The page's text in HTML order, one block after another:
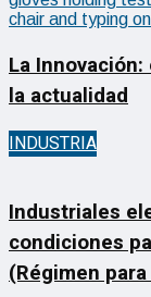
La
la actualidad
INDUSTRIA
Industriales
condiciones
(Régimen